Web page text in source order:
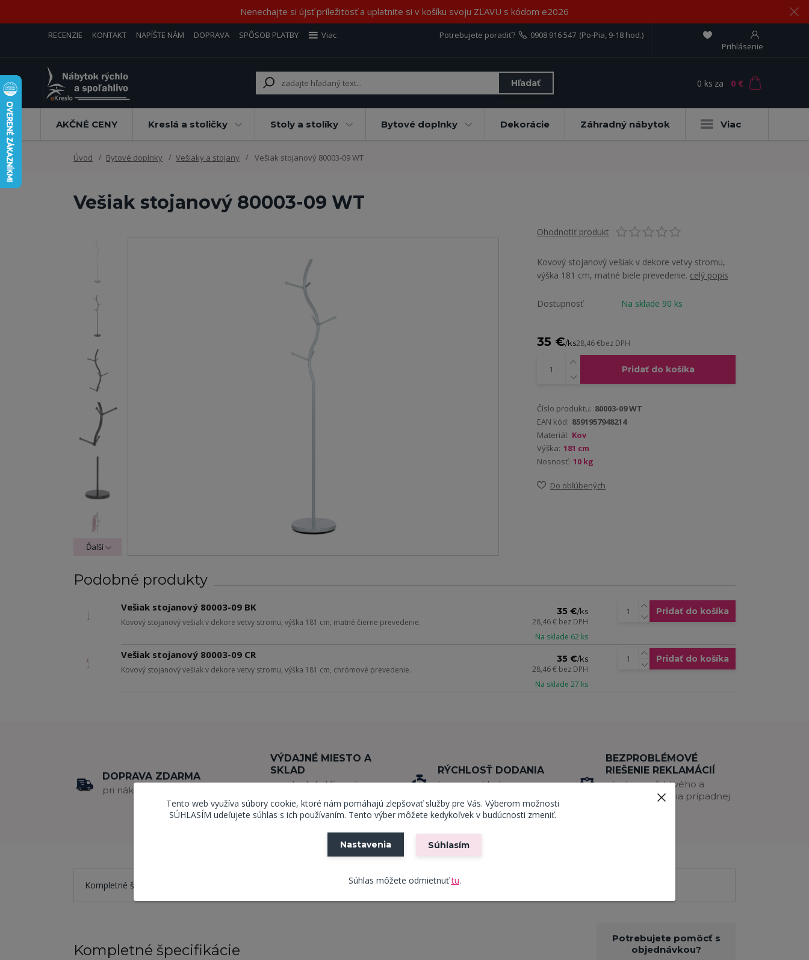
Nenechajte si újsť príležitosť a uplatnite si v košíku svoju ZĽAVU s kódom e2026
RECENZIE KONTAKT NAPÍŠTE NÁM DOPRAVA SPÔSOB PLATBY
Viac
Prihlásenie
Hľadať
Potrebujete poradiť? 0908 916 547 (Po-Pia, 9-18 hod.)
0 ks za 0 €
AKČNÉ CENY Kreslá a stoličky Stoly a stolíky Bytové doplnky Dekorácie Záhradný nábytok Viac
Úvod Bytové doplnky Vešiaky a stojany Vešiak stojanový 80003-09 WT
Vešiak stojanový 80003-09 WT
Ďalší
Ohodnotiť produkt
Kovový stojanový vešiak v dekore vetvy stromu,
výška 181 cm, matné biele prevedenie. celý popis
Dostupnosť Na sklade 90 ks
35 €/ks28,46 €bez DPH
Pridať do košíka
Číslo produktu: 80003-09 WT
EAN kód: 8591957948214
Materiál: Kov
Výška: 181 cm
Nosnosť: 10 kg
Do obľúbených
Podobné produkty
Vešiak stojanový 80003-09 BK
Kovový stojanový vešiak v dekore vetvy stromu, výška 181 cm, matné čierne prevedenie.
35 €/ks
28,46 € bez DPH
Na sklade 62 ks
Pridať do košíka
Vešiak stojanový 80003-09 CR
Kovový stojanový vešiak v dekore vetvy stromu, výška 181 cm, chrómové prevedenie.
35 €/ks
28,46 € bez DPH
Na sklade 27 ks
Pridať do košíka
DOPRAVA ZDARMA
pri nákupe nad 80 €
VÝDAJNÉ MIESTO A
SKLAD
miesto, kde Vám okrem
pomôžeme s výberom
RÝCHLOSŤ DODANIA
tovar na sklade vieme
BEZPROBLÉMOVÉ
RIEŠENIE REKLAMÁCIÍ
záruka spoľahlivého a
rýchleho riešenia prípadnej
Kompletné špecifikácie Komentáre 0
Kompletné špecifikácie
Potrebujete pomôcť s
objednávkou?
Tento web využíva súbory cookie, ktoré nám pomáhajú zlepšovať služby pre Vás. Výberom možnosti
SÚHLASÍM udeľujete súhlas s ich používaním. Tento výber môžete kedykoľvek v budúcnosti zmeniť.
Nastavenia Súhlasím
Súhlas môžete odmietnuťtu.